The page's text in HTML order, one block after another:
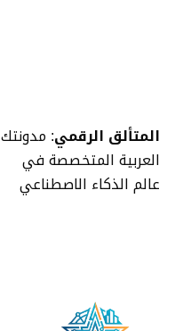
المتألق الرقمي: مدونتك
العربية المتخصصة في
عالم الذكاء الاصطناعي